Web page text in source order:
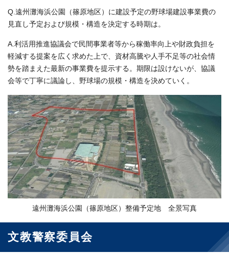
Q.遠州灘海浜公園（篠原地区）に建設予定の野球場建設事業費の
見直し予定および規模・構造を決定する時期は。
A.利活用推進協議会で民間事業者等から稼働率向上や財政負担を
軽減する提案を広く求めた上で、資材高騰や人手不足等の社会情
勢を踏まえた最新の事業費を提示する。期限は設けないが、協議
会等で丁寧に議論し、野球場の規模・構造を決めていく。
遠州灘海浜公園（篠原地区）整備予定地 全景写真
文教警察委員会